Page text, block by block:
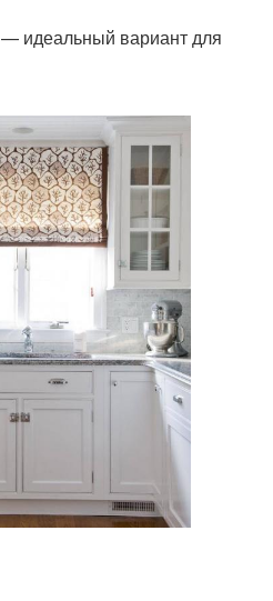
идеальный вариант для